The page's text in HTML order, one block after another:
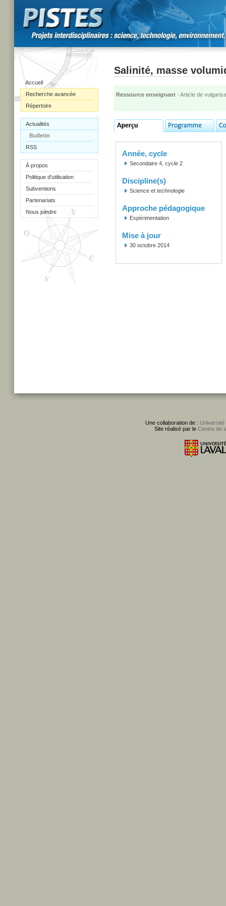
Accueil
Recherche avancée
Répertoire
Actualités
Bulletin
RSS
À propos
Politique d'utilisation
Subventions
Partenariats
Nous joindre
Salinité, masse
Ressource enseignant - Article de
Année, cycle
Secondaire 4, cycle 2
Discipline(s)
Science et technologie
Approche pédagogique
Expérimentation
Mise à jour
30 octobre 2014
Une collaboration de : Université
Site réalisé par le Centre de